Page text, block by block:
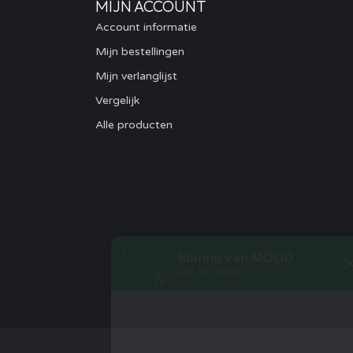
MIJN ACCOUNT
Account informatie
Mijn bestellingen
Mijn verlanglijst
Vergelijk
Alle producten